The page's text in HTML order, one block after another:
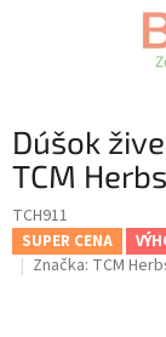
Dúšok
TCM Herbs
TCH911
SUPER CENA
Značka: TCM